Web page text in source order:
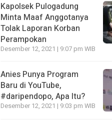
Kapolsek Pulogadung
Minta Maaf Anggotanya
Tolak Laporan Korban
Perampokan
Desember 12, 2021 | 9:07 pm WIB
Anies Punya Program
Baru di YouTube,
#daripendopo, Apa Itu?
Desember 12, 2021 | 9:03 pm WIB